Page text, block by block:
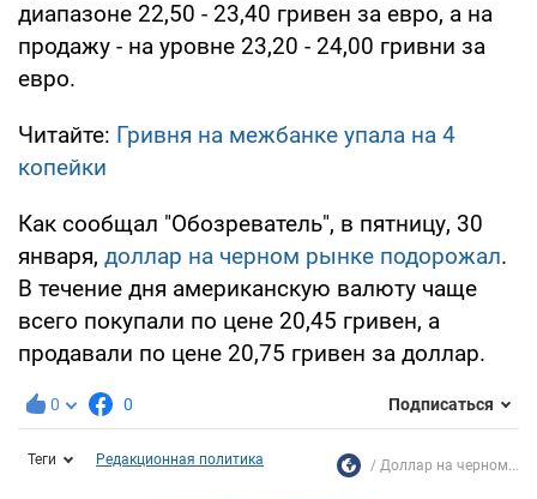
диапазоне 22,50 - 23,40 гривен за евро, а на
продажу - на уровне 23,20 - 24,00 гривни за
евро.
Читайте: Гривня на межбанке упала на 4
копейки
Как сообщал "Обозреватель", в пятницу, 30
января, доллар на черном рынке подорожал.
В течение дня американскую валюту чаще
всего покупали по цене 20,45 гривен, а
продавали по цене 20,75 гривен за доллар.
0 0 Подписаться
Теги Редакционная политика Доллар на черном...